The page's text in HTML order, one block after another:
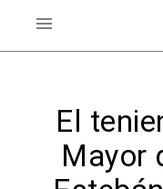
El
Mayor